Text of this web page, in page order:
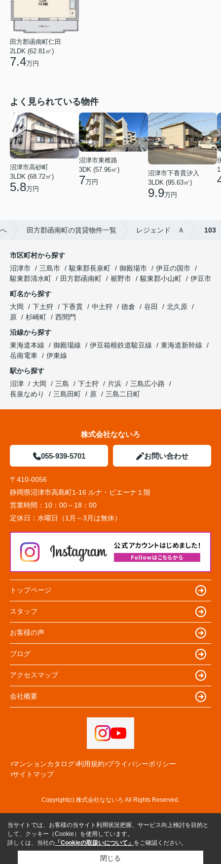
田方郡函南町仁田
2LDK (62.81㎡)
7.4万円
よく見られている物件
沼津市高砂町
3LDK (68.72㎡)
5.8万円
沼津市東椎路
3DK (57.96㎡)
7万円
沼津市下香貫汐入
3LDK (95.63㎡)
9.9万円
田方郡函南町の賃貸物件一覧 レジェンド Ａ 103
市区町村から探す
沼津市
三島市 駿東郡長泉町 御殿場市
伊豆の国市
駿東郡清水町
田方郡函南町 裾野市 駿東郡小山町
伊豆市
町名から探す
大岡
下土狩 下香貫 中土狩 徳倉 谷田
北久原
原
杉崎町
西間門
沿線から探す
東海道本線
御殿場線 伊豆箱根鉄道駿豆線
東海道新幹線
岳南電車
伊東線
駅から探す
沼津
大岡 三島 下土狩 片浜
三島広小路
長泉なめり
三島田町 原 三島二日町
株式会社なないろ
055-939-5701 お問い合わせ
〒410-0056
静岡県沼津市高島町1-16 ルナ・ピエーナ１階
営業時間： 10：00～18：00
定休日： 水曜日（1月～3月は無休）
トップページ
スタッフ
お客様の声
ブログ
アクセスマップ
会社概要
マンションカタログ 利用規約 プライバシーポリシー
サイトマップ
Copyright(c) 株式会社なないろ All Rights Reserved.
当サイトでは、お客様の当サイト利用状況把握、サービス向上検討を目的と
して、クッキー（Cookie）を使用しています。
詳しくは、当社の 「Cookieの取扱いについて」 をご確認ください。
閉じる